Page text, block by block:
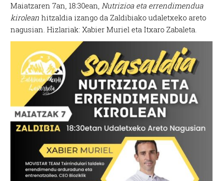
Maiatzaren 7an, 18:30ean,Nutrizioa eta errendimendua
kirolean hitzaldia izango da Zaldibiako udaletxeko areto
nagusian. Hizlariak: Xabier Muriel eta Itxaro Zabaleta.